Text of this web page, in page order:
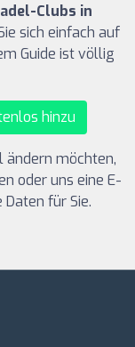
Clubs in
sich einfach auf
Guide ist völlig
hinzu
ändern möchten,
oder uns eine E-
für Sie.